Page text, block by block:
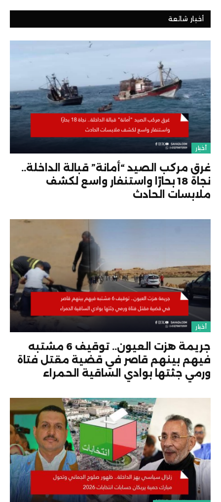
أخبار شائعة
أخبار
غرق مركب الصيد “أمانة” قبالة الداخلة..
نجاة 18 بحارًا واستنفار واسع لكشف
ملابسات الحادث
أخبار
جريمة هزت العيون.. توقيف 6 مشتبه
فيهم بينهم قاصر في قضية مقتل فتاة
ورمي جثتها بوادي الساقية الحمراء